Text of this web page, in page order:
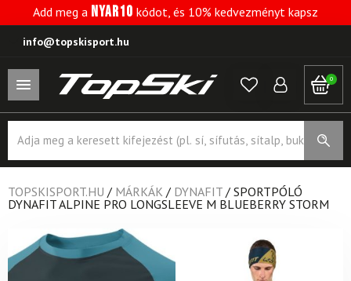
Add meg a NYAR10 kódot, és 10% kedvezményt kapsz
info@topskisport.hu
0
search
TOPSKISPORT.HU / MÁRKÁK / DYNAFIT / SPORTPÓLÓ
DYNAFIT ALPINE PRO LONGSLEEVE M BLUEBERRY STORM